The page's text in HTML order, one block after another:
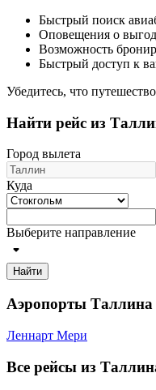
Быстрый поиск
Оповещения о
Возможность
Быстрый доступ к
Убедитесь, что
Найти рейс из
Город вылета
Куда
Выберите направление
Найти
Аэропорты Таллина
Леннарт Мери
Все рейсы из